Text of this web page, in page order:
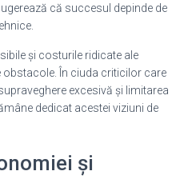
că succesul depinde de
și costurile ridicate ale
În ciuda criticilor care
excesivă și limitarea
dedicat acestei viziuni de
și